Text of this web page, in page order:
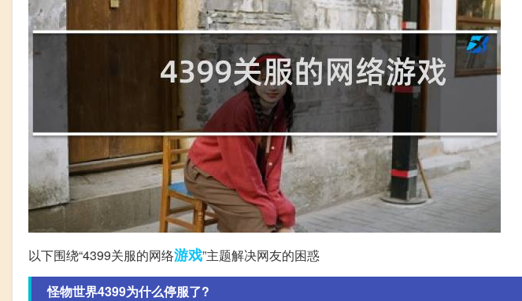
以下围绕“4399关服的网络游戏”主题解决网友的困惑
怪物世界4399为什么停服了?